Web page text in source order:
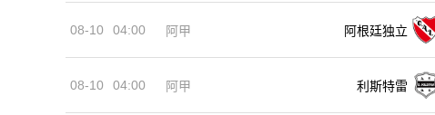
08-10 04:00 阿甲 阿根廷独立
08-10 04:00 阿甲 利斯特雷